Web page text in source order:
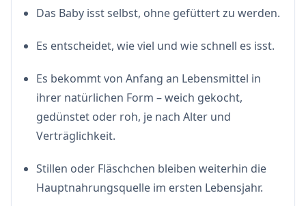
Das Baby isst selbst, ohne gefüttert zu werden.
Es entscheidet, wie viel und wie schnell es isst.
Es bekommt von Anfang an Lebensmittel in
ihrer natürlichen Form – weich gekocht,
gedünstet oder roh, je nach Alter und
Verträglichkeit.
Stillen oder Fläschchen bleiben weiterhin die
Hauptnahrungsquelle im ersten Lebensjahr.